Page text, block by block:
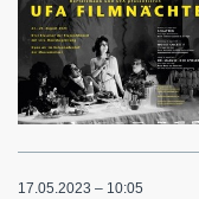
17.05.2023 – 10:05